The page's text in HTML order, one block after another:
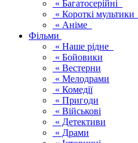
« Багатосерійні
« Короткі мультики
« Аніме
Фільми
« Наше рідне
« Бойовики
« Вестерни
« Мелодрами
« Комедії
« Пригоди
« Військові
« Детективи
« Драми